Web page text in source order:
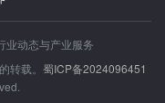
业动态与产业服务
转载。 蜀ICP备2024096451